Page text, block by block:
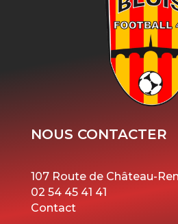
NOUS CONTACTER
107 Route de Château-
02 54 45 41 41
Contact